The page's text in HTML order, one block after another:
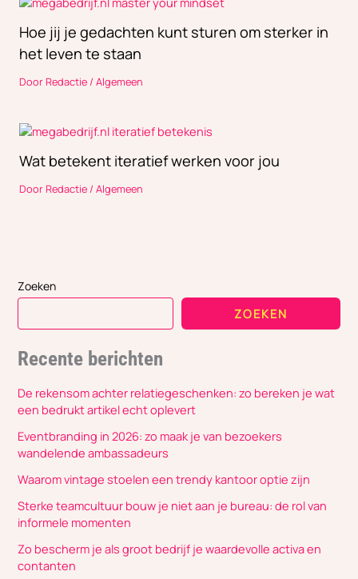
Hoe jij je gedachten kunt sturen om sterker in
het leven te staan
DoorRedactie / Algemeen
Wat betekent iteratief werken voor jou
DoorRedactie / Algemeen
Zoeken
ZOEKEN
Recente berichten
De rekensom achter relatiegeschenken: zo bereken je wat
een bedrukt artikel echt oplevert
Eventbranding in 2026: zo maak je van bezoekers
wandelende ambassadeurs
Waarom vintage stoelen een trendy kantoor optie zijn
Sterke teamcultuur bouw je niet aan je bureau: de rol van
informele momenten
Zo bescherm je als groot bedrijf je waardevolle activa en
contanten